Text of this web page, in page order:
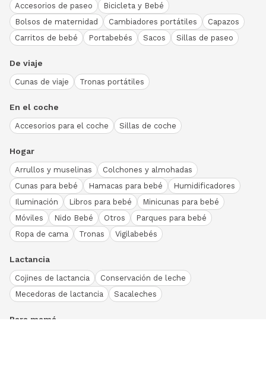
Accesorios de paseo
Bicicleta y Bebé
Bolsos de maternidad
Cambiadores portátiles
Capazos
Carritos de bebé
Portabebés Sacos Sillas de paseo
De viaje
Cunas de viaje Tronas portátiles
En el coche
Accesorios para el coche Sillas de coche
Hogar
Arrullos y muselinas
Colchones y almohadas
Cunas para bebé
Hamacas para bebé
Humidificadores
Iluminación
Libros para bebé
Minicunas para bebé
Móviles
Nido Bebé Otros
Parques para bebé
Ropa de cama
Tronas Vigilabebés
Lactancia
Cojines de lactancia
Conservación de leche
Mecedoras de lactancia
Sacaleches
Para mamá